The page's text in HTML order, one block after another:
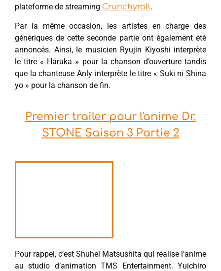
plateforme de streaming Crunchyroll.
Par la même occasion, les artistes en charge des
génériques de cette seconde partie ont également été
annoncés. Ainsi, le musicien Ryujin Kiyoshi interprète
le titre « Haruka » pour la chanson d’ouverture tandis
que la chanteuse Anly interprète le titre « Suki ni Shina
yo » pour la chanson de fin.
Premier trailer pour l'anime Dr.
STONE Saison 3 Partie 2
Pour rappel, c’est Shuhei Matsushita qui réalise l’anime
au studio d’animation TMS Entertainment. Yuichiro